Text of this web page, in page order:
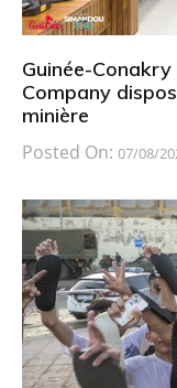
Guinée-
Company
minière
Posted On: 07/08/